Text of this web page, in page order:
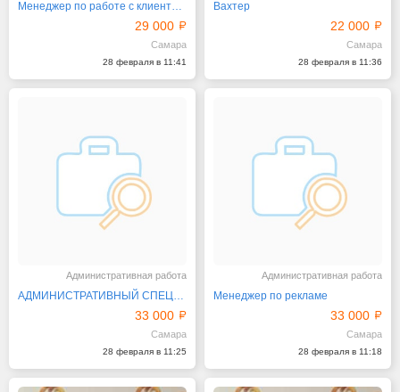
Менеджер по работе с клиентами
29 000
Самара
28 февраля в 11:41
Вахтер
22 000
Самара
28 февраля в 11:36
Административная работа
АДМИНИСТРАТИВНЫЙ СПЕЦИАЛИСТ
33 000
Самара
28 февраля в 11:25
Административная работа
Менеджер по рекламе
33 000
Самара
28 февраля в 11:18